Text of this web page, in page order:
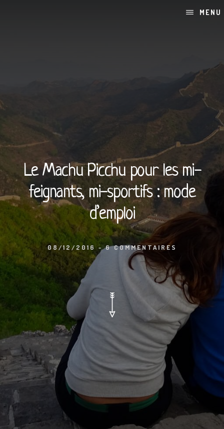
Le Machu Picchu pour les mi-
feignants, mi-sportifs : mode
d’emploi
08/12/2016 -6 COMMENTAIRES
MENU